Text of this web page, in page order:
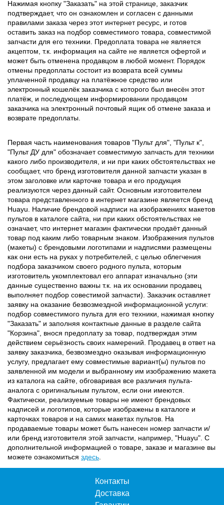
Нажимая кнопку "Заказать" на этой странице, заказчик
подтверждает, что он ознакомлен и согласен с данными
правилами заказа через этот интернет ресурс, и готов
оставить заказ на подбор совместимого товара, совместимой
запчасти для его техники. Предоплата товара не является
акцептом, т.к. информация на сайте не является офертой и
может быть отменена продавцом в любой момент. Порядок
отмены предоплаты состоит из возврата всей суммы
уплаченной продавцу на платёжное средство или
электронный кошелёк заказчика с которого был внесён этот
платёж, и последующем информировании продавцом
заказчика на электронный почтовый ящик об отмене заказа и
возврате предоплаты.
Первая часть наименования товаров "Пульт для", "Пульт к",
"Пульт ДУ для" обозначает совместимую запчасть для техники
какого либо производителя, и ни при каких обстоятельствах не
сообщает, что бренд изготовителя данной запчасти указан в
этом заголовке или карточке товара и его продукция
реализуются через данный сайт. Основным изготовителем
товара представленного в интернет магазине является бренд
Huayu. Наличие брендовой надписи на изображениях макетов
пультов в каталоге сайта, ни при каких обстоятельствах не
означает, что интернет магазин фактически продаёт данный
товар под каким либо товарным знаком. Изображения пультов
(макеты) с брендовыми логотипами и надписями размещены
как они есть на руках у потребителей, с целью облегчения
подбора заказчиком своего родного пульта, которым
изготовитель укомплектовал его аппарат изначально (эти
данные существенно важны т.к. на их основании продавец
выполняет подбор совестимой запчасти). Заказчик оставляет
заявку на оказание безвозмездной информационной услуги:
подбор совместимого пульта для его техники, нажимая кнопку
"Заказать" и заполняя контактные данные в разделе сайта
"Корзина", внося предоплату за товар, подтверждая этим
действием серьёзность своих намерений. Продавец в ответ на
заявку заказчика, безвозмездно оказывая информационную
услугу, предлагает ему совместимые вариант(ы) пультов по
заявленной им модели и выбранному им изображению макета
из каталога на сайте, обговаривая все различия пульта-
аналога с оригинальным пультом, если они имеются.
Фактически, реализуемые товары не имеют брендовых
надписей и логотипов, которые изображены в каталоге и
карточках товаров и на самих макетах пультов. На
продаваемые товары может быть нанесен номер запчасти и/
или бренд изготовителя этой запчасти, например, "Huayu". С
дополнительной информацией о товаре, заказе и магазине вы
можете ознакомиться здесь
Контакты
Доставка